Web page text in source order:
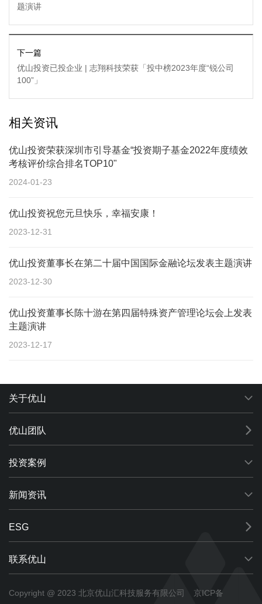
题演讲
下一篇
优山投资已投企业 | 志翔科技荣获「投中榜2023年度“锐公司
100”」
相关资讯
优山投资荣获深圳市引导基金“投资期子基金2022年度绩效
考核评价综合排名TOP10"
2024-01-23
优山投资祝您元旦快乐，幸福安康！
2023-12-31
优山投资董事长在第二十届中国国际金融论坛发表主题演讲
2023-12-30
优山投资董事长陈十游在第四届特殊资产管理论坛会上发表
主题演讲
2023-12-17
关于优山
优山团队
投资案例
新闻资讯
ESG
联系优山
Copyright @ 2023 北京优山汇科技服务有限公司
京ICP备